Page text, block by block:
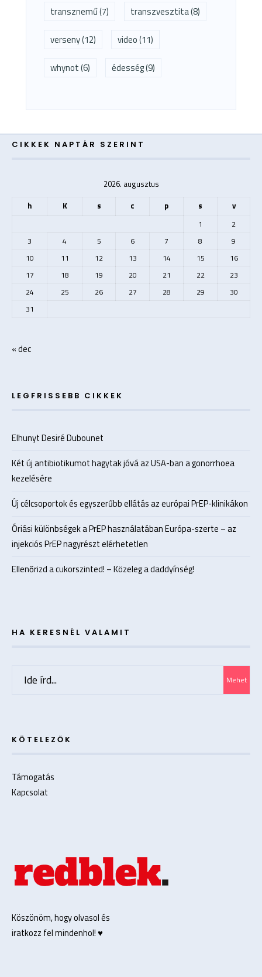
transznemű(7) transzvesztita(8)
verseny(12) video(11)
whynot(6) édesség(9)
CIKKEK NAPTÁR SZERINT
2026. augusztus
h
K s c p s v
1
2
3
4 5 6 7 8
9
10
11 12 13 14 15
16
17
18 19 20 21 22
23
24
25 26 27 28 29
30
31
« dec
LEGFRISSEBB CIKKEK
Elhunyt Desiré Dubounet
Két új antibiotikumot hagytak jóvá az USA-ban a gonorrhoea
kezelésére
Új célcsoportok és egyszerűbb ellátás az európai PrEP-klinikákon
Óriási különbségek a PrEP használatában Európa-szerte – az
injekciós PrEP nagyrészt elérhetetlen
Ellenőrizd a cukorszinted! – Közeleg a daddyínség!
HA KERESNÉL VALAMIT
Mehet
KÖTELEZŐK
Támogatás
Kapcsolat
Köszönöm, hogy olvasol és
iratkozz fel mindenhol! ♥️